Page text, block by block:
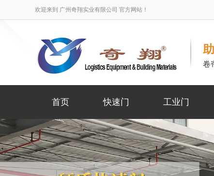
欢迎来到 广州奇翔实业有限公司 官方网站！
卷
首页 快速门 工业门